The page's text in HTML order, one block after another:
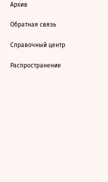
Архив
Обратная связь
Справочный центр
Распространение